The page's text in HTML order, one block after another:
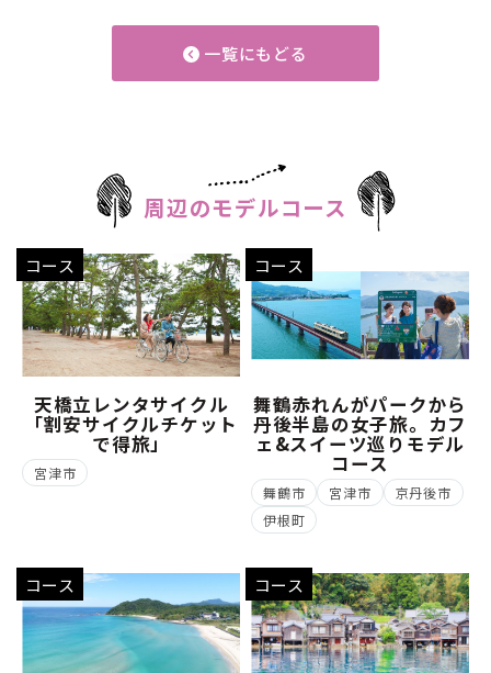
一覧にもどる
周辺のモデルコース
コース
天橋立レンタサイクル
「割安サイクルチケット
で得旅」
宮津市
コース
舞鶴赤れんがパークから
丹後半島の女子旅。カフ
ェ&スイーツ巡りモデル
コース
舞鶴市 宮津市
京丹後市
伊根町
コース コース